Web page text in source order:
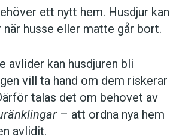
ett nytt hem. Husdjur kan
när husse eller matte går bort.
avlider kan husdjuren bli
vill ta hand om dem riskerar
talas det om behovet av
– att ordna nya hem
avlidit.